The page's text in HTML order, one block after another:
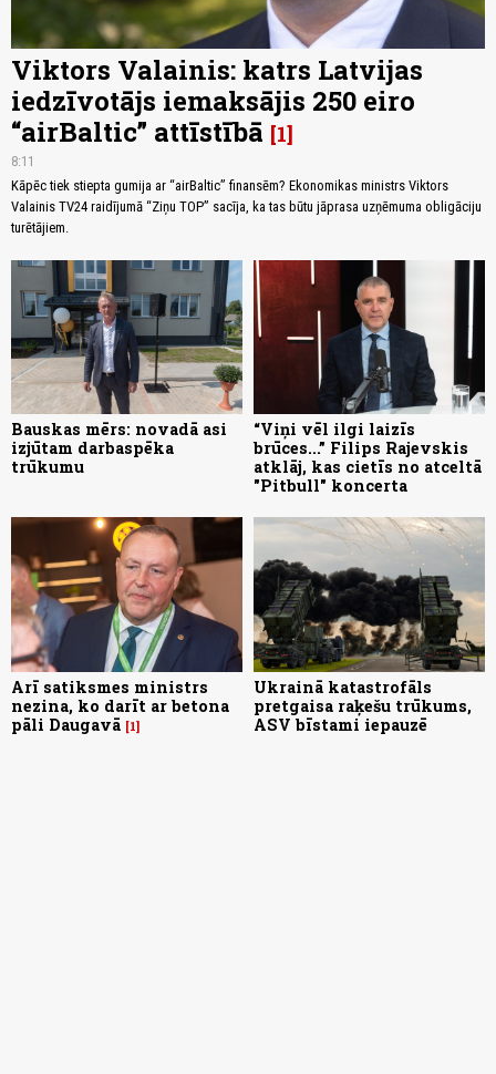
Viktors Valainis: katrs Latvijas
iedzīvotājs iemaksājis 250 eiro
“airBaltic” attīstībā 1
8:11
Kāpēc tiek stiepta gumija ar “airBaltic” finansēm? Ekonomikas ministrs Viktors
Valainis TV24 raidījumā “Ziņu TOP” sacīja, ka tas būtu jāprasa uzņēmuma obligāciju
turētājiem.
Bauskas mērs: novadā asi
izjūtam darbaspēka
trūkumu
“Viņi vēl ilgi laizīs
brūces...” Filips Rajevskis
atklāj, kas cietīs no atceltā
"Pitbull" koncerta
Arī satiksmes ministrs
nezina, ko darīt ar betona
pāli Daugavā 1
Ukrainā katastrofāls
pretgaisa raķešu trūkums,
ASV bīstami iepauzē